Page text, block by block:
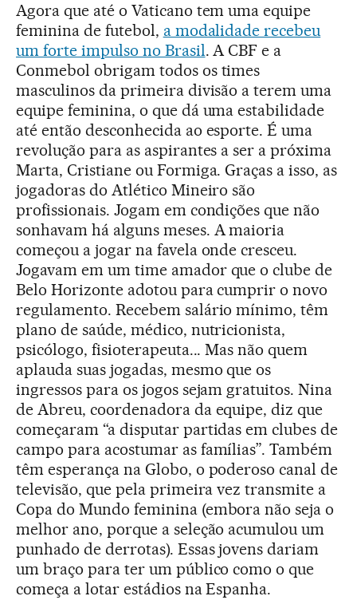
Agora que até o Vaticano tem uma equipe
feminina de futebol, a modalidade recebeu
um forte impulso no Brasil. A CBF e a
Conmebol obrigam todos os times
masculinos da primeira divisão a terem uma
equipe feminina, o que dá uma estabilidade
até então desconhecida ao esporte. É uma
revolução para as aspirantes a ser a próxima
Marta, Cristiane ou Formiga. Graças a isso, as
jogadoras do Atlético Mineiro são
profissionais. Jogam em condições que não
sonhavam há alguns meses. A maioria
começou a jogar na favela onde cresceu.
Jogavam em um time amador que o clube de
Belo Horizonte adotou para cumprir o novo
regulamento. Recebem salário mínimo, têm
plano de saúde, médico, nutricionista,
psicólogo, fisioterapeuta... Mas não quem
aplauda suas jogadas, mesmo que os
ingressos para os jogos sejam gratuitos. Nina
de Abreu, coordenadora da equipe, diz que
começaram “a disputar partidas em clubes de
campo para acostumar as famílias”. Também
têm esperança na Globo, o poderoso canal de
televisão, que pela primeira vez transmite a
Copa do Mundo feminina (embora não seja o
melhor ano, porque a seleção acumulou um
punhado de derrotas). Essas jovens dariam
um braço para ter um público como o que
começa a lotar estádios na Espanha.